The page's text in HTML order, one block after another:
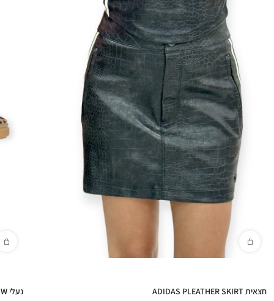
חצאית ADIDAS PLEATHER SKIRT נעלי ADIDAS HANDBALL SPEZIAL W